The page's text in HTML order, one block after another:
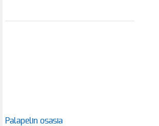
Palapelin osasia